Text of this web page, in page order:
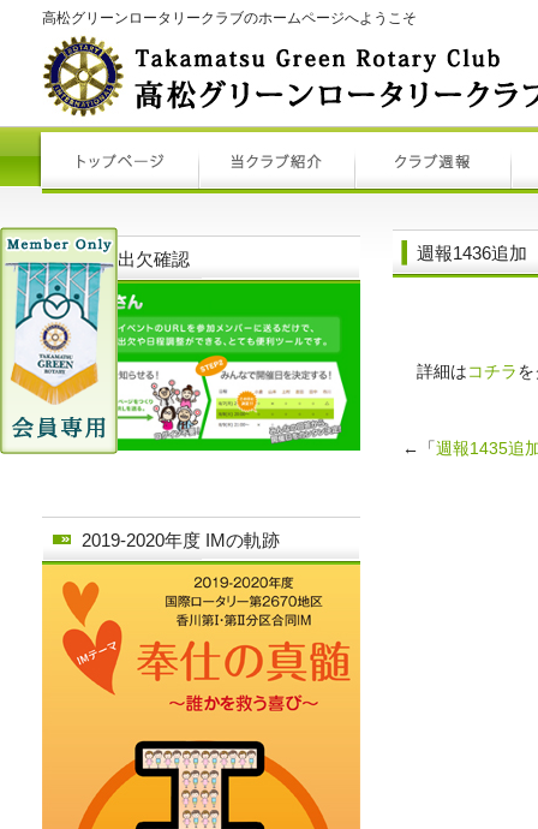
高松グリーンロータリークラブのホームページへようこそ
週報1436追加
詳細はコチラ
←「週報1435追
例会出欠確認
2019-2020年度 IMの軌跡